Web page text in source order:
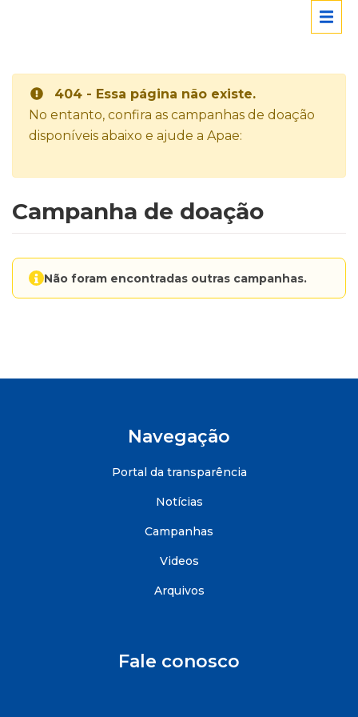
404 - Essa página não existe.
No entanto, confira as campanhas de doação
disponíveis abaixo e ajude a Apae:
Campanha de doação
Não foram encontradas outras campanhas.
Navegação
Portal da transparência
Notícias
Campanhas
Videos
Arquivos
Fale conosco